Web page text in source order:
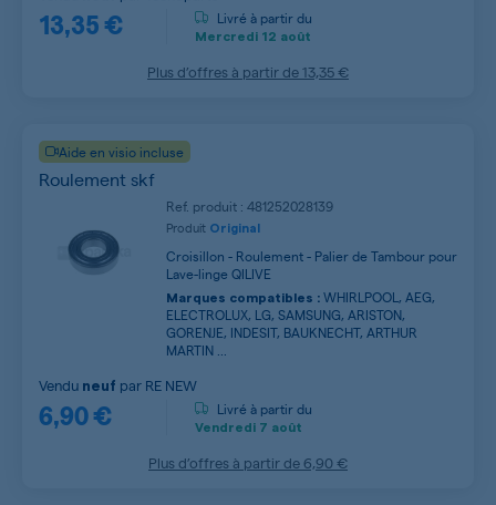
13,35 € Livré à partir du
Mercredi 12 août
Plus d’offres à partir de13,35 €
Aide en visio incluse
Roulement skf
Ref. produit : 481252028139
Produit Original
Croisillon - Roulement - Palier de Tambour pour
Lave-linge QILIVE
Marques compatibles : WHIRLPOOL, AEG,
ELECTROLUX, LG, SAMSUNG, ARISTON,
GORENJE, INDESIT, BAUKNECHT, ARTHUR
MARTIN ...
6,90 €
Vendu neuf par RE NEW
Livré à partir du
Vendredi 7 août
Plus d’offres à partir de 6,90 €